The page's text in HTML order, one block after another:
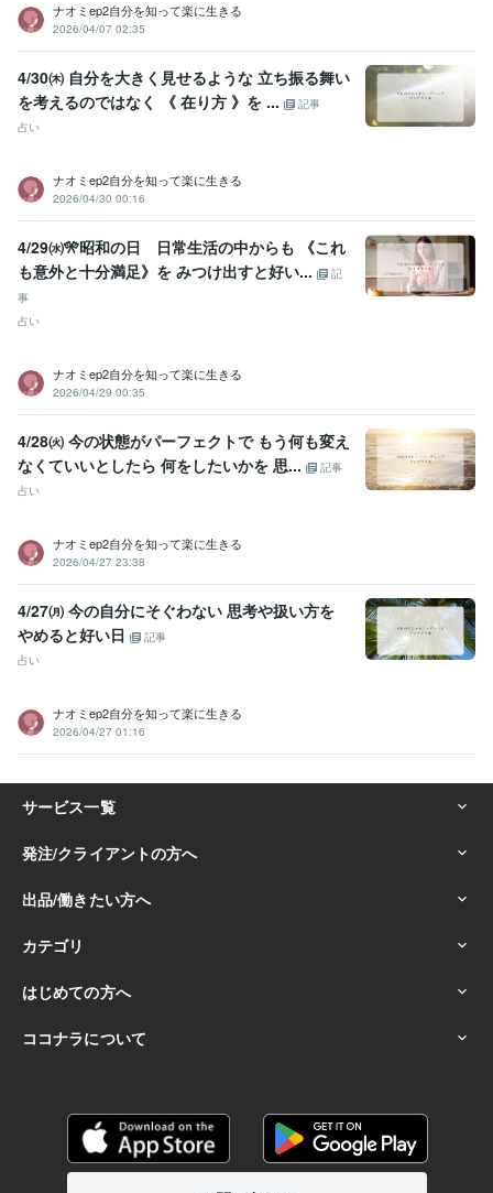
ナオミep2自分を知って楽に生きる
2026/04/07 02:35
4/30㈭ 自分を大きく見せるような 立ち振る舞い
を考えるのではなく 《 在り方 》を ...
記事
占い
ナオミep2自分を知って楽に生きる
2026/04/30 00:16
4/29㈬🎌昭和の日 日常生活の中からも 《これ
も意外と十分満足》を みつけ出すと好い...
記
事
占い
ナオミep2自分を知って楽に生きる
2026/04/29 00:35
4/28㈫ 今の状態がパーフェクトで もう何も変え
なくていいとしたら 何をしたいかを 思...
記事
占い
ナオミep2自分を知って楽に生きる
2026/04/27 23:38
4/27㈪ 今の自分にそぐわない 思考や扱い方を
やめると好い日
記事
占い
ナオミep2自分を知って楽に生きる
2026/04/27 01:16